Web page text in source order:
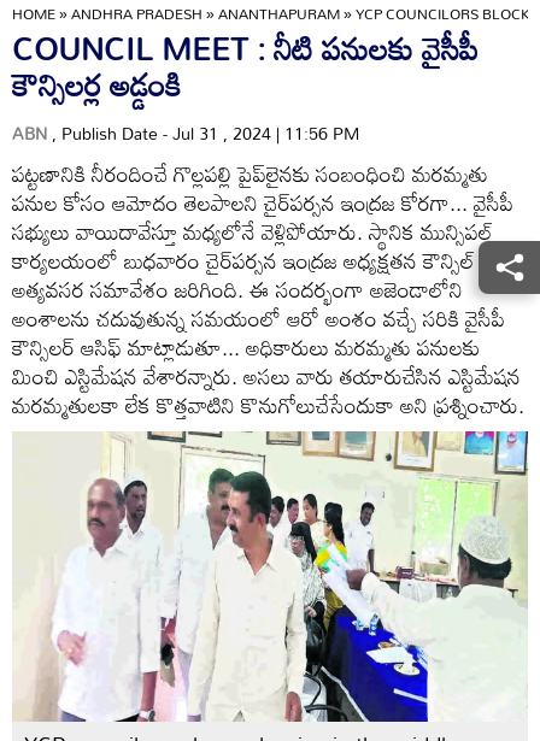
HOME»ANDHRA PRADESH»ANANTHAPURAM»YCP COUNCILORS BLOCK
COUNCIL MEET : నీటి పనులకు వైసీపీ
కౌన్సిలర్ల అడ్డంకి
ABN, Publish Date - Jul 31 , 2024 | 11:56 PM
పట్టణానికి నీరందించే గొల్లపల్లి పైప్‌లైనకు సంబంధించి మరమ్మతు
పనుల కోసం ఆమోదం తెలపాలని చైర్‌పర్సన ఇంద్రజ కోరగా... వైసీపీ
సభ్యులు వాయిదావేస్తూ మధ్యలోనే వెళ్లిపోయారు. స్థానిక మున్సిపల్‌
కార్యలయంలో బుధవారం చైర్‌పర్సన ఇంద్రజ అధ్యక్షతన కౌన్సిల్‌
అత్యవసర సమావేశం జరిగింది. ఈ సందర్భంగా అజెండాలోని
అంశాలను చదువుతున్న సమయంలో ఆరో అంశం వచ్చే సరికి వైసీపీ
కౌన్సిలర్‌ ఆసిఫ్‌ మాట్లాడుతూ... అధికారులు మరమ్మతు పనులకు
మించి ఎస్టిమేషన వేశారన్నారు. అసలు వారు తయారుచేసిన ఎస్టిమేషన
మరమ్మతులకా లేక కొత్తవాటిని కొనుగోలుచేసేందుకా అని ప్రశ్నించారు.